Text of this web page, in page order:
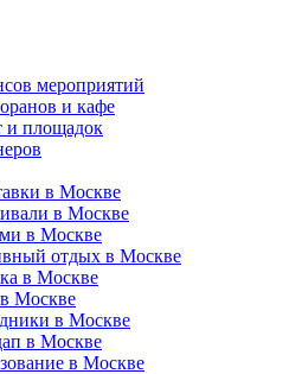
мероприятий
и кафе
и площадок
в Москве
в Москве
в Москве
отдых в Москве
в Москве
Москве
в Москве
в Москве
в Москве